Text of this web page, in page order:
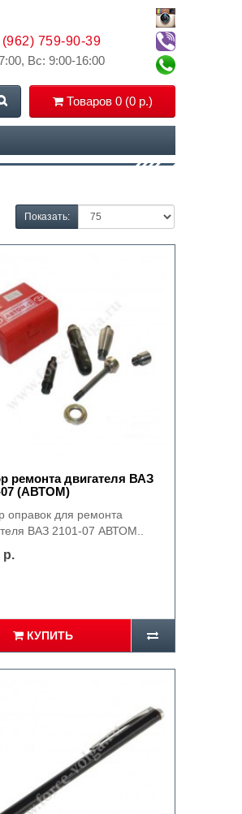
Вс: 9:00-16:00
Товаров 0 (0 р.)
759-90-39
Показать:
ремонта двигателя ВАЗ
07 (АВТОМ)
оправок для ремонта
ВАЗ 2101-07 АВТОМ..
р.
КУПИТЬ